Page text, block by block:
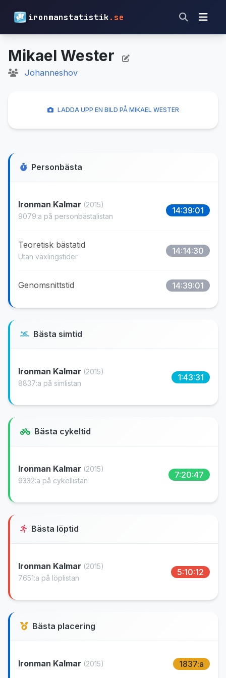
ironmanstatistik.se
Mikael Wester
Johanneshov
Personbästa
Ironman Kalmar (2015)
9079:a på personbästalistan
14:39:01
Teoretisk bästatid
Utan växlingstider
14:14:30
Genomsnittstid 14:39:01
Bästa simtid
Ironman Kalmar (2015)
8837:a på simlistan
1:43:31
Bästa cykeltid
Ironman Kalmar (2015)
9332:a på cykellistan
7:20:47
Bästa löptid
Ironman Kalmar (2015)
7651:a på löplistan
5:10:12
Bästa placering
Ironman Kalmar (2015) 1837:a
LADDA UPP EN BILD PÅ MIKAEL WESTER